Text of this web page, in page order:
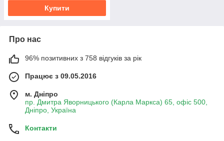
Купити
Про нас
96% позитивних з 758 відгуків за рік
Працює з 09.05.2016
м. Дніпро
пр. Дмитра Яворницького (Карла Маркса) 65, офіс 500,
Дніпро, Україна
Контакти